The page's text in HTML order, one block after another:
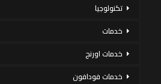
تكنولوجيا
خدمات
خدمات اورنج
خدمات فودافون